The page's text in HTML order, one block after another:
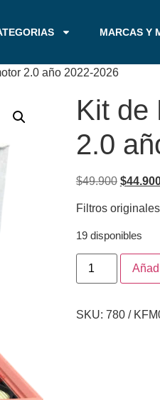
MARCAS Y
2.0 año 2022-2026
Kit de
2.0
$49.900 $
Filtros
19 disponibles
SKU: 780 /